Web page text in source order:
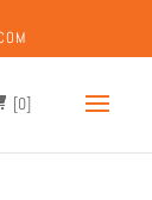
[0]